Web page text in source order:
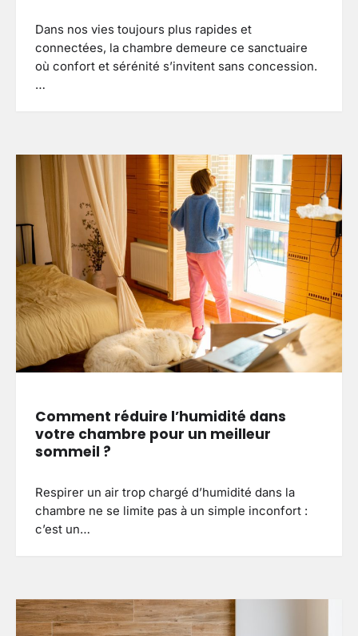
Dans nos vies toujours plus rapides et
connectées, la chambre demeure ce sanctuaire
où confort et sérénité s’invitent sans concession.
…
Comment réduire l’humidité dans
votre chambre pour un meilleur
sommeil ?
Respirer un air trop chargé d’humidité dans la
chambre ne se limite pas à un simple inconfort :
c’est un…